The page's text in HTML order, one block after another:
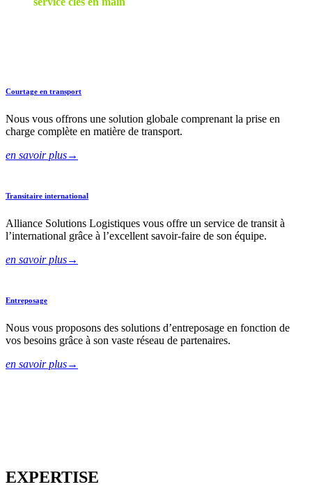
Courtage en transport
Nous vous offrons une solution globale comprenant la prise en
charge complète en matière de transport.
en savoir plus→
Transitaire international
Alliance Solutions Logistiques vous offre un service de transit à
l’international grâce à l’excellent savoir-faire de son équipe.
en savoir plus→
Entreposage
Nous vous proposons des solutions d’entreposage en fonction de
vos besoins grâce à son vaste réseau de partenaires.
en savoir plus→
EXPERTISE